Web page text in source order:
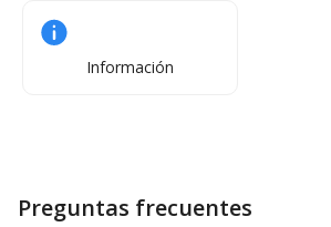
Información
Preguntas frecuentes